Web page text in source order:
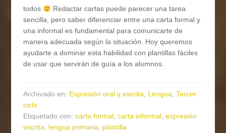
todos
Redactar cartas puede parecer una tarea
sencilla, pero saber diferenciar entre una carta formal y
una informal es fundamental para comunicarte de
manera adecuada según la situación. Hoy queremos
ayudarte a dominar esta habilidad con plantillas fáciles
de usar que servirán de guía a los alumnos.
Archivado en: Expresión oral y escrita, Lengua,Tercer
ciclo
Etiquetado con:carta formal,carta informal,expresión
escrita, lengua primaria, plantilla